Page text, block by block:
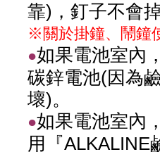
靠)，釘子不會
※關於掛鐘、鬧鐘
●如果電池室內
碳鋅電池(因為
壞)。
●如果電池室內
用『ALKALINE